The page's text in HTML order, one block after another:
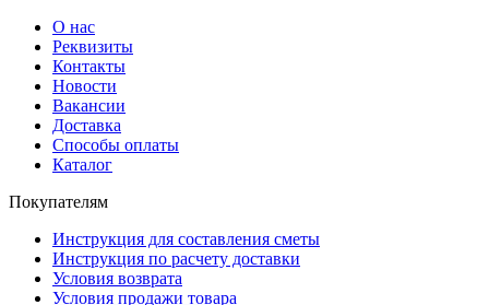
О нас
Реквизиты
Контакты
Новости
Вакансии
Доставка
Способы оплаты
Каталог
Покупателям
Инструкция для составления сметы
Инструкция по расчету доставки
Условия возврата
Условия продажи товара